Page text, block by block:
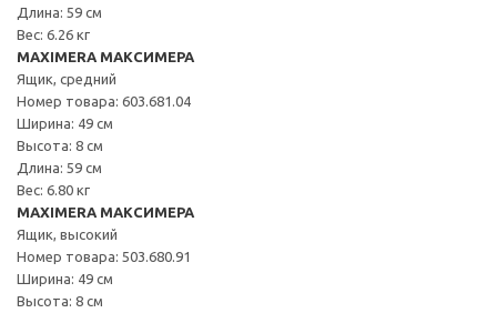
Длина: 59 см
Вес: 6.26 кг
MAXIMERA МАКСИМЕРА
Ящик, средний
Номер товара: 603.681.04
Ширина: 49 см
Высота: 8 см
Длина: 59 см
Вес: 6.80 кг
MAXIMERA МАКСИМЕРА
Ящик, высокий
Номер товара: 503.680.91
Ширина: 49 см
Высота: 8 см